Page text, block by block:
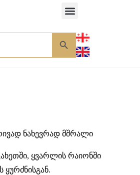
Search Button
ნახევრად მშრალი
ყვარლის რაიონში
ყურძნისგან.